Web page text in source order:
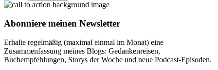
Abonniere meinen Newsletter
Erhalte regelmäßig (maximal einmal im Monat) eine
Zusammenfassung meines Blogs: Gedankenreisen,
Buchempfehlungen, Storys der Woche und neue Podcast-Episoden.